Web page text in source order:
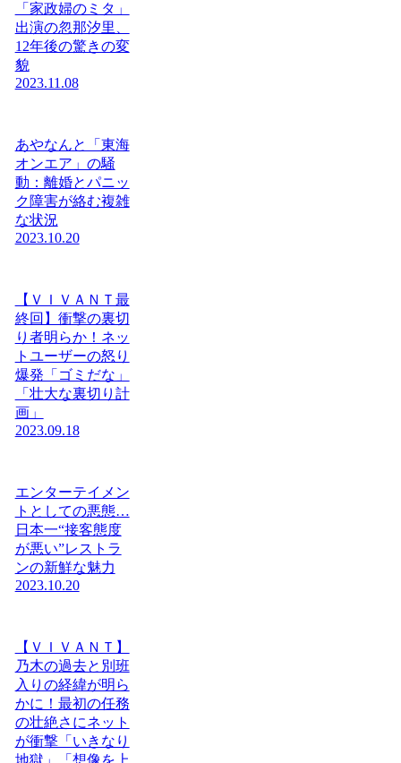
「家政婦のミタ」
出演の忽那汐里、
12年後の驚きの変
貌
2023.11.08
あやなんと「東海
オンエア」の騒
動：離婚とパニッ
ク障害が絡む複雑
な状況
2023.10.20
【ＶＩＶＡＮＴ最
終回】衝撃の裏切
り者明らか！ネッ
トユーザーの怒り
爆発「ゴミだな」
「壮大な裏切り計
画」
2023.09.18
エンターテイメン
トとしての悪態…
日本一“接客態度
が悪い”レストラ
ンの新鮮な魅力
2023.10.20
【ＶＩＶＡＮＴ】
乃木の過去と別班
入りの経緯が明ら
かに！最初の任務
の壮絶さにネット
が衝撃「いきなり